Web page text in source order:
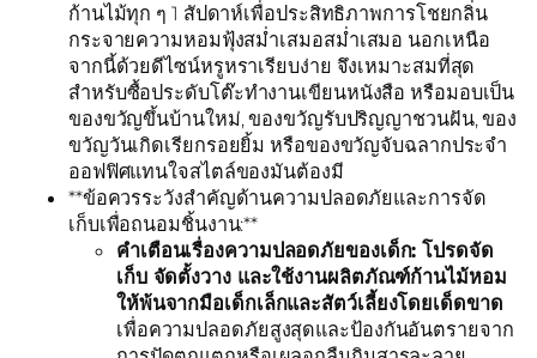
ก้านไม้ทุก ๆ 1 สัปดาห์เพื่อประสิทธิภาพการโชยกลิ่น
กระจายความหอมฟุ้งสม่ำเสมอสม่ำเสมอ นอกเหนือ
จากนี้ด้วยดีไซน์หรูหราเรียบง่าย จึงเหมาะสมที่สุด
สำหรับซื้อประดับโต๊ะทำงานเขียนหนังสือ หรือมอบเป็น
ของขวัญขึ้นบ้านใหม่, ของขวัญรับปริญญาชวนฝัน, ของ
ขวัญวันเกิดเรียกรอยยิ้ม หรือของขวัญจับฉลากประจำ
ออฟฟิศแทนใจสไตล์ของมันต้องมี
**ข้อควรระวังสำคัญด้านความปลอดภัยและการจัด
เก็บเพื่อถนอมชิ้นงาน:**
คำเตือนเรื่องความปลอดภัยของเด็ก: โปรดจัด
เก็บ จัดตั้งวาง และใช้งานผลิตภัณฑ์ก้านไม้หอม
ให้พ้นจากมือเด็กเล็กและสัตว์เลี้ยงโดยเด็ดขาด
เพื่อความปลอดภัยสูงสุดและป้องกันอันตรายจาก